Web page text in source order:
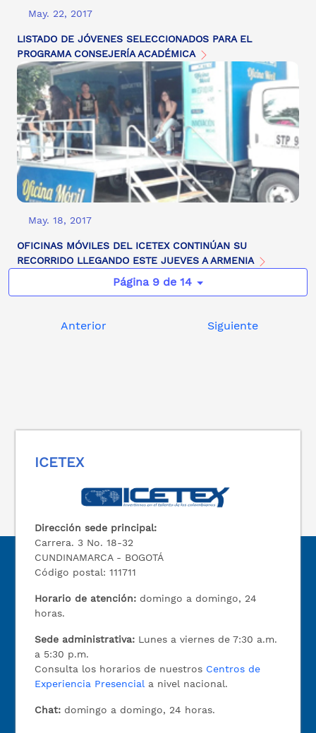
May. 22, 2017
LISTADO DE JÓVENES SELECCIONADOS PARA EL
PROGRAMA CONSEJERÍA ACADÉMICA
May. 18, 2017
OFICINAS MÓVILES DEL ICETEX CONTINÚAN SU
RECORRIDO LLEGANDO ESTE JUEVES A ARMENIA
Página 9 de 14
Anterior Siguiente
ICETEX
Dirección sede principal:
Carrera. 3 No. 18-32
CUNDINAMARCA - BOGOTÁ
Código postal: 111711
Horario de atención: domingo a domingo, 24
horas.
Sede administrativa: Lunes a viernes de 7:30 a.m.
a 5:30 p.m.
Consulta los horarios de nuestros Centros de
Experiencia Presencial a nivel nacional.
Chat: domingo a domingo, 24 horas.